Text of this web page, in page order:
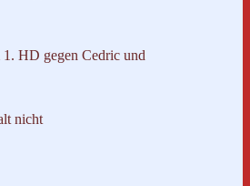
HD gegen Cedric und
nicht